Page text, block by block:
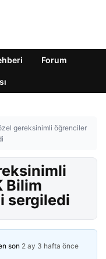
Forum
gereksinimli öğrenciler
Bilim
sergiledi
son 2 ay 3 hafta önce